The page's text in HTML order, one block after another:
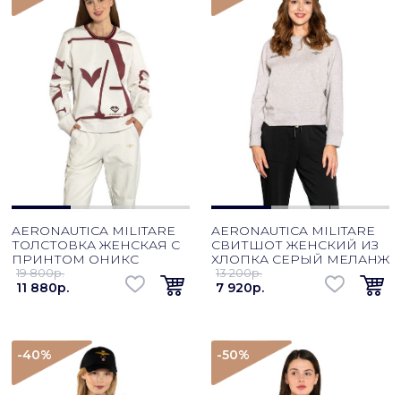
AERONAUTICA MILITARE
ТОЛСТОВКА ЖЕНСКАЯ С
ПРИНТОМ ОНИКС
19 800p.
11 880p.
AERONAUTICA MILITARE
СВИТШОТ ЖЕНСКИЙ ИЗ
ХЛОПКА СЕРЫЙ МЕЛАНЖ
13 200p.
7 920p.
-40% -50%